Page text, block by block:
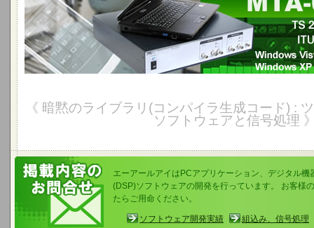
《 暗黙のライブラリ(コンパイラ生成コード) :
ソフトウェアと信号処理
エーアールアイはPCアプリケーション、デジタル
(DSP)ソフトウェアの開発を行っています。 お客様
たらご用命ください。
ソフトウェア開発実績 組込み、信号処理